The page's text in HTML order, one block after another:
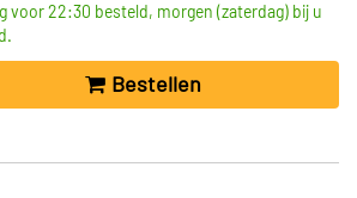
voor 22:30 besteld, morgen (zaterdag) bij u
Bestellen